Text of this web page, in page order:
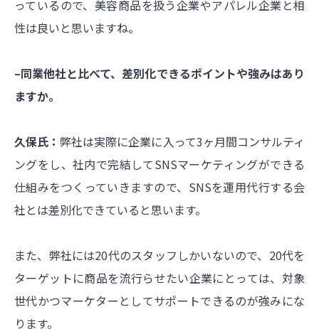
っているので、美容商品を扱う企業やアパレル企業と相
性は良いと思いますね。
–同業他社と比べて、差別化できるポイントや強みはあり
ますか。
久保氏：弊社は実際に企業に入って3ヶ月間コンサルティ
ングをし、社内で完結してSNSマーケティングができる
仕組みをつくっていきますので、SNSを運用代行する会
社とは差別化できていると思います。
また、弊社には20代のスタッフしかいないので、20代を
ターゲットに商品を流行らせたい企業にとっては、対象
世代かつマーケターとしてサポートできるのが強みにな
ります。